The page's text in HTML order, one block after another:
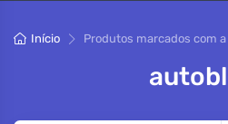
Início Produtos marcados com